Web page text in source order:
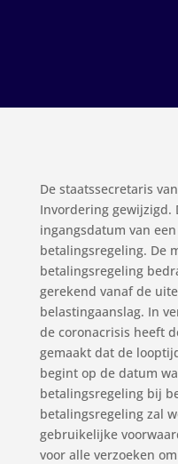
De staatssecretaris
Invordering gewijzigd.
ingangsdatum van
betalingsregeling. De
betalingsregeling
gerekend vanaf de
belastingaanslag. In
de coronacrisis heeft
gemaakt dat de
begint op de datum
betalingsregeling bij
betalingsregeling zal
gebruikelijke
voor alle verzoeken